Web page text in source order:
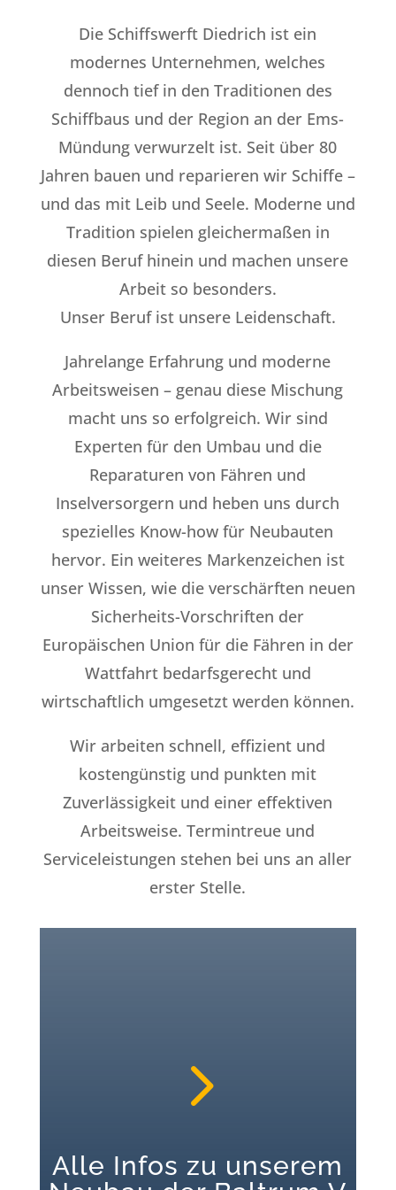
Die Schiffswerft Diedrich ist ein
modernes Unternehmen, welches
dennoch tief in den Traditionen des
Schiffbaus und der Region an der Ems-
Mündung verwurzelt ist. Seit über 80
Jahren bauen und reparieren wir Schiffe –
und das mit Leib und Seele. Moderne und
Tradition spielen gleichermaßen in
diesen Beruf hinein und machen unsere
Arbeit so besonders.
Unser Beruf ist unsere Leidenschaft.
Jahrelange Erfahrung und moderne
Arbeitsweisen – genau diese Mischung
macht uns so erfolgreich. Wir sind
Experten für den Umbau und die
Reparaturen von Fähren und
Inselversorgern und heben uns durch
spezielles Know-how für Neubauten
hervor. Ein weiteres Markenzeichen ist
unser Wissen, wie die verschärften neuen
Sicherheits-Vorschriften der
Europäischen Union für die Fähren in der
Wattfahrt bedarfsgerecht und
wirtschaftlich umgesetzt werden können.
Wir arbeiten schnell, effizient und
kostengünstig und punkten mit
Zuverlässigkeit und einer effektiven
Arbeitsweise. Termintreue und
Serviceleistungen stehen bei uns an aller
erster Stelle.
5
Alle Infos zu unserem